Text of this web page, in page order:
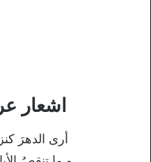
اشعار
أرى الدهرَ